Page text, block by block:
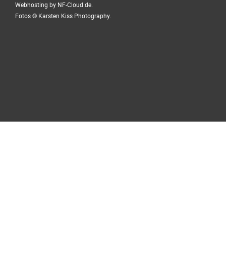
Webhosting by NF-Cloud.de.
Fotos © Karsten Kiss Photography.